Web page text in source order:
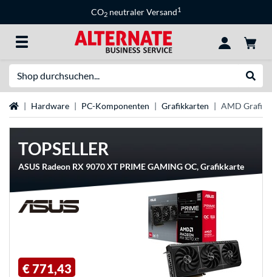
CO2 neutraler Versand1
StartseiteHardware PC-Komponenten Grafikkarten AMD
TOPSELLER
ASUS Radeon RX 9070 XT PRIME GAMING OC, Grafikkarte
€ 771,43